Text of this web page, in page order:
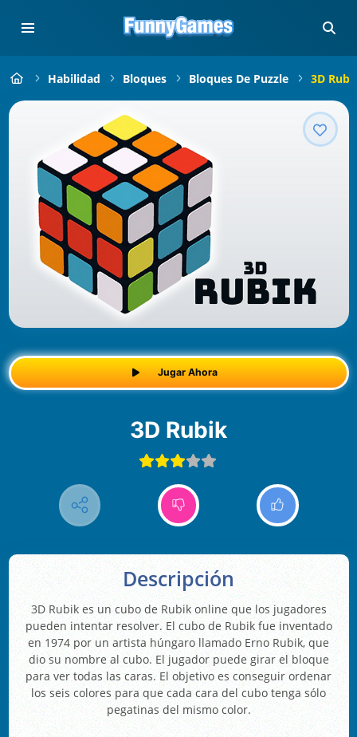
Habilidad Bloques Bloques De Puzzle 3D
Jugar Ahora
3D Rubik
Descripción
3D Rubik es un cubo de Rubik online que los jugadores
pueden intentar resolver. El cubo de Rubik fue inventado
en 1974 por un artista húngaro llamado Erno Rubik, que
dio su nombre al cubo. El jugador puede girar el bloque
para ver todas las caras. El objetivo es conseguir ordenar
los seis colores para que cada cara del cubo tenga sólo
pegatinas del mismo color.